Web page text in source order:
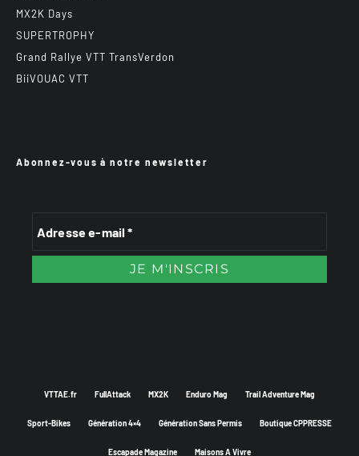
MX2K Days
SUPERTROPHY
Grand Rallye VTT TransVerdon
BiiVOUAC VTT
Abonnez-vous à notre newsletter
VTTAE.fr FullAttack MX2K Enduro Mag Trail Adventure Mag
Sport-Bikes Génération 4×4 Génération Sans Permis Boutique CPPRESSE
Escapade Magazine Maisons A Vivre